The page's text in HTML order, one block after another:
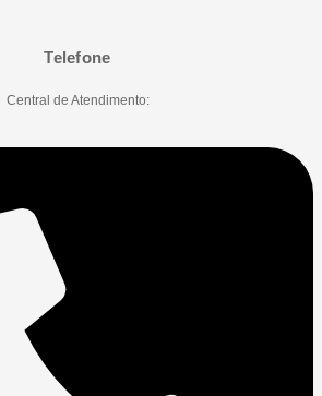
Telefone
Central de Atendimento: